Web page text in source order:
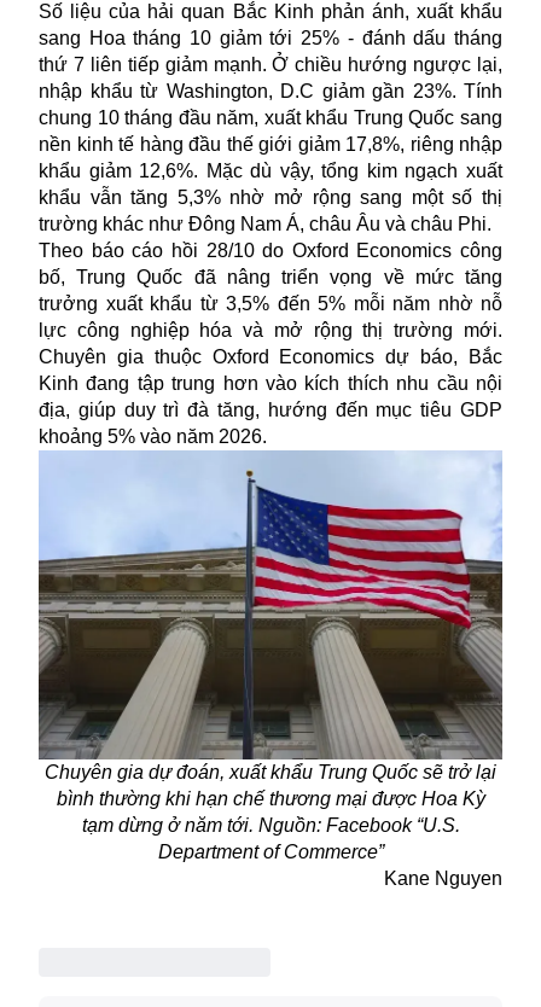
Số liệu của hải quan Bắc Kinh phản ánh, xuất khẩu
sang Hoa tháng 10 giảm tới 25% - đánh dấu tháng
thứ 7 liên tiếp giảm mạnh. Ở chiều hướng ngược lại,
nhập khẩu từ Washington, D.C giảm gần 23%. Tính
chung 10 tháng đầu năm, xuất khẩu Trung Quốc sang
nền kinh tế hàng đầu thế giới giảm 17,8%, riêng nhập
khẩu giảm 12,6%. Mặc dù vậy, tổng kim ngạch xuất
khẩu vẫn tăng 5,3% nhờ mở rộng sang một số thị
trường khác như Đông Nam Á, châu Âu và châu Phi.
Theo báo cáo hồi 28/10 do Oxford Economics công
bố, Trung Quốc đã nâng triển vọng về mức tăng
trưởng xuất khẩu từ 3,5% đến 5% mỗi năm nhờ nỗ
lực công nghiệp hóa và mở rộng thị trường mới.
Chuyên gia thuộc Oxford Economics dự báo, Bắc
Kinh đang tập trung hơn vào kích thích nhu cầu nội
địa, giúp duy trì đà tăng, hướng đến mục tiêu GDP
khoảng 5% vào năm 2026.
Chuyên gia dự đoán, xuất khẩu Trung Quốc sẽ trở lại
bình thường khi hạn chế thương mại được Hoa Kỳ
tạm dừng ở năm tới. Nguồn: Facebook “U.S.
Department of Commerce”
Kane Nguyen